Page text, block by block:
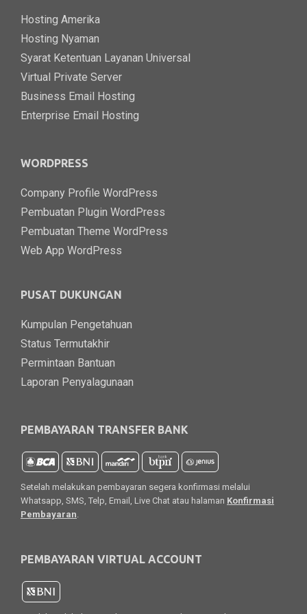
Hosting Amerika
Hosting Nyaman
Syarat Ketentuan Layanan Universal
Virtual Private Server
Business Email Hosting
Enterprise Email Hosting
WORDPRESS
Company Profile WordPress
Pembuatan Plugin WordPress
Pembuatan Theme WordPress
Web App WordPress
PUSAT DUKUNGAN
Kumpulan Pengetahuan
Status Termutakhir
Permintaan Bantuan
Laporan Penyalagunaan
PEMBAYARAN TRANSFER BANK
Setelah melakukan pembayaran segera konfirmasi melalui
Whatsapp, SMS, Telp, Email, Live Chat atau halaman Konfirmasi
Pembayaran.
PEMBAYARAN VIRTUAL ACCOUNT